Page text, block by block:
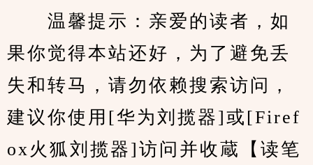
温馨提示：亲爱的读者，如
果你觉得本站还好，为了避免丢
失和转马，请勿依赖搜索访问，
建议你使用[华为刘揽器]或[Firef
ox火狐刘揽器]访问并收蔵【读笔